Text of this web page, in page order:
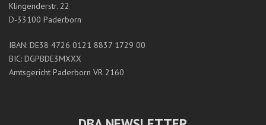
Klingenderstr. 22
D-33100 Paderborn
IBAN: DE38 4726 0121 8837 1729 00
BIC: DGPBDE3MXXX
Amtsgericht Paderborn VR 2160